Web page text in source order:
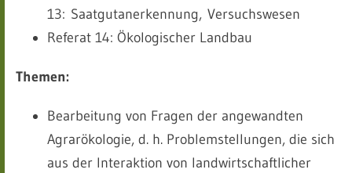
13: Saatgutanerkennung, Versuchswesen
Referat 14: Ökologischer Landbau
Themen:
Bearbeitung von Fragen der angewandten
Agrarökologie, d. h. Problemstellungen, die sich
aus der Interaktion von landwirtschaftlicher